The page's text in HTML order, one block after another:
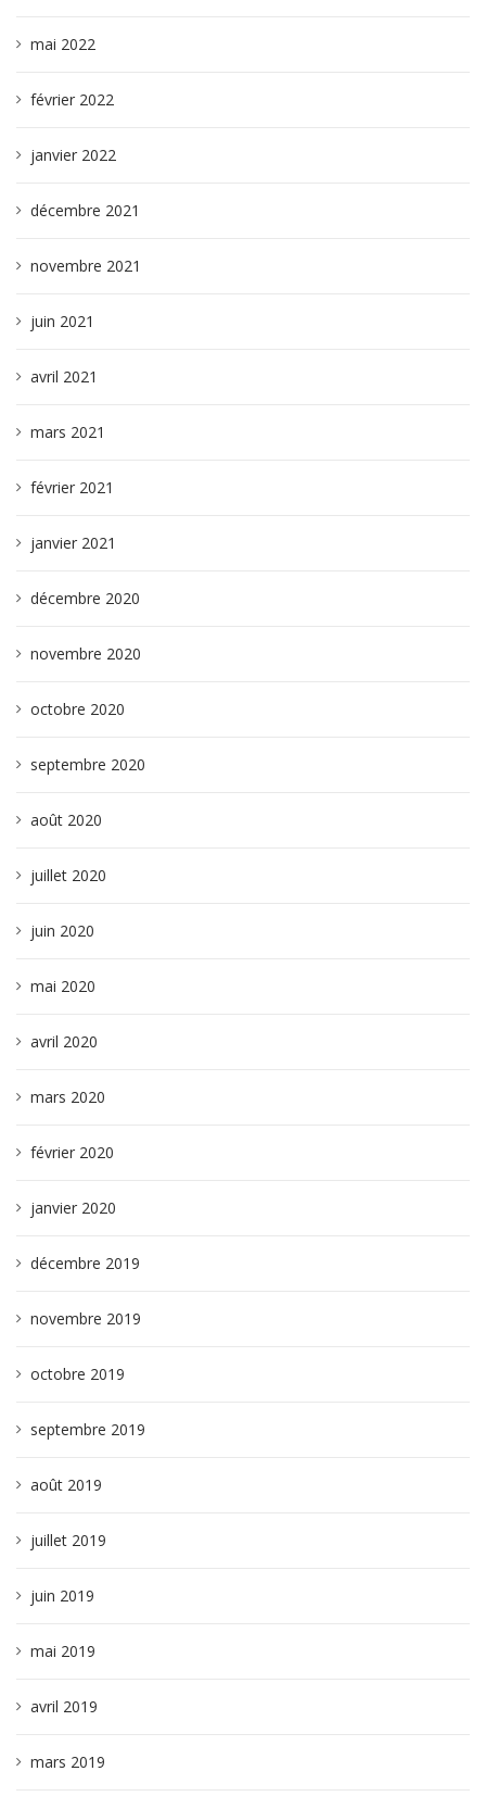
mai 2022
février 2022
janvier 2022
décembre 2021
novembre 2021
juin 2021
avril 2021
mars 2021
février 2021
janvier 2021
décembre 2020
novembre 2020
octobre 2020
septembre 2020
août 2020
juillet 2020
juin 2020
mai 2020
avril 2020
mars 2020
février 2020
janvier 2020
décembre 2019
novembre 2019
octobre 2019
septembre 2019
août 2019
juillet 2019
juin 2019
mai 2019
avril 2019
mars 2019